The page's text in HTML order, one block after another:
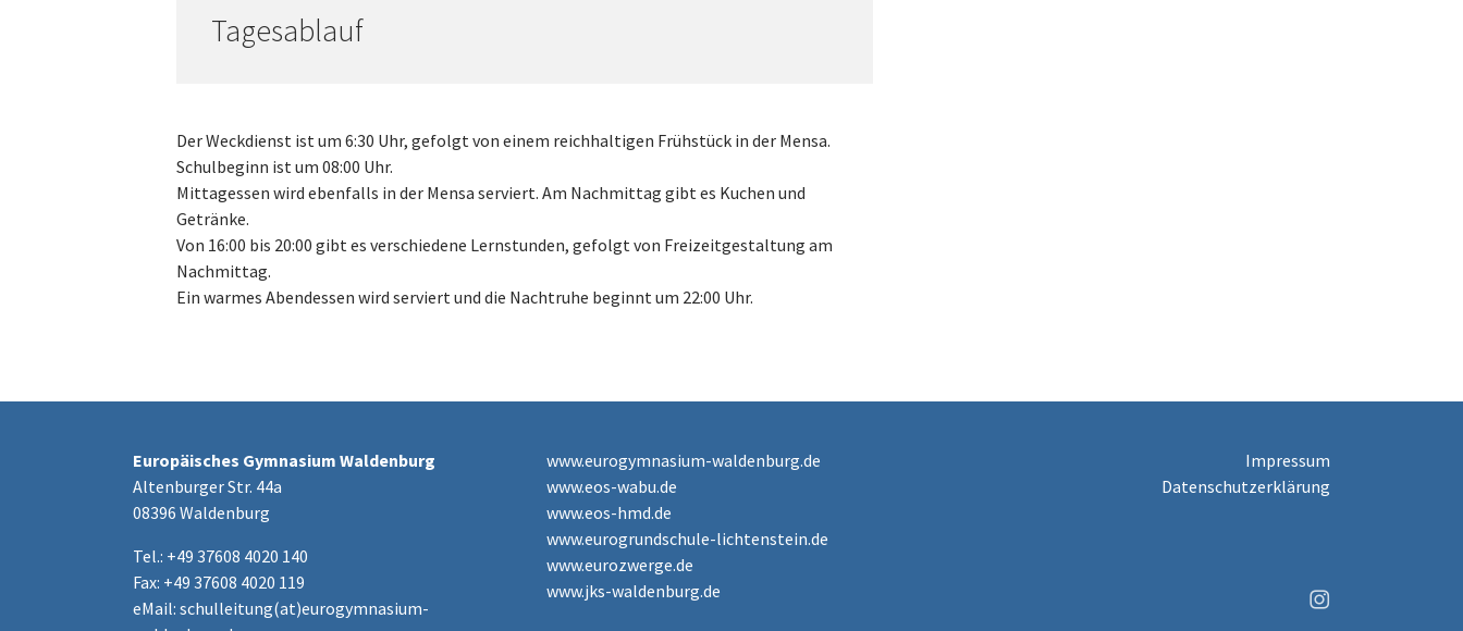
Tagesablauf
Der Weckdienst ist um 6:30 Uhr, gefolgt von einem reichhaltigen Frühstück in der Mensa.
Schulbeginn ist um 08:00 Uhr.
Mittagessen wird ebenfalls in der Mensa serviert. Am Nachmittag gibt es Kuchen und
Getränke.
Von 16:00 bis 20:00 gibt es verschiedene Lernstunden, gefolgt von Freizeitgestaltung am
Nachmittag.
Ein warmes Abendessen wird serviert und die Nachtruhe beginnt um 22:00 Uhr.
Europäisches Gymnasium Waldenburg
Altenburger Str. 44a
08396 Waldenburg
Tel.: +49 37608 4020 140
Fax: +49 37608 4020 119
eMail: schulleitung(at)eurogymnasium-
www.eurogymnasium-waldenburg.de
www.eos-wabu.de
www.eos-hmd.de
www.eurogrundschule-lichtenstein.de
www.eurozwerge.de
www.jks-waldenburg.de
Impressum
Datenschutzerklärung